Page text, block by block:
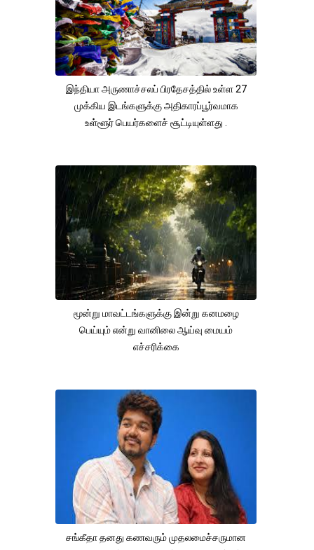
இந்தியா அருணாச்சலப் பிரதேசத்தில் உள்ள 27
முக்கிய இடங்களுக்கு அதிகாரப்பூர்வமாக
உள்ளூர் பெயர்களைச் சூட்டியுள்ளது .
மூன்று மாவட்டங்களுக்கு இன்று கனமழை
பெய்யும் என்று வானிலை ஆய்வு மையம்
எச்சரிக்கை
சங்கீதா தனது கணவரும் முதலமைச்சருமான